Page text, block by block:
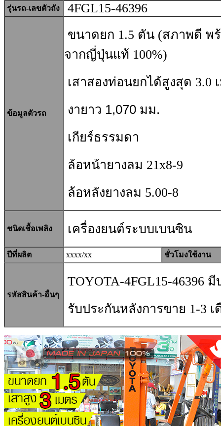
รุ่นรถ-เลขตัวถัง 4FGL15-46396
ข้อมูลตัวรถ
ขนาดยก 1.5 ตัน (สภาพดี พ
จากญี่ปุ่นแท้ 100%)
เสาสองท่อนยกได้สูงสุด 3.0
งายาว 1,070 มม.
เกียร์ธรรมดา
ล้อหน้ายางลม 21x8-9
ล้อหลังยางลม 5.00-8
ชนิดเชื้อเพลิง เครื่องยนต์ระบบเบนซิน
ปีที่ผลิต xxxx/xx ชั่วโมงใช้งาน
รหัสสินค้า-อื่นๆ
TOYOTA-4FGL15-46396
รับประกันหลังการขาย 1-3 เ